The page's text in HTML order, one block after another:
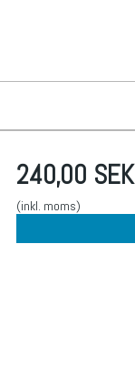
240,00 SEK
(inkl. moms)